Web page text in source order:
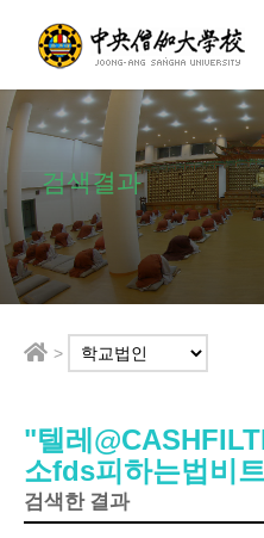
검색결과
>
"텔레
소fds피하는법비
검색한 결과